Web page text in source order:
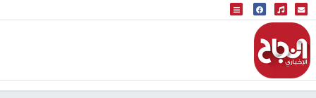
البث المباشر
إذاعة النجاح